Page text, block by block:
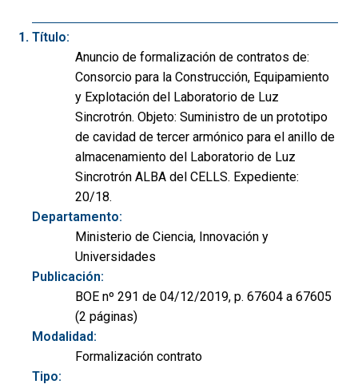
Título:
Anuncio de formalización de contratos de:
Consorcio para la Construcción, Equipamiento
y Explotación del Laboratorio de Luz
Sincrotrón. Objeto: Suministro de un prototipo
de cavidad de tercer armónico para el anillo de
almacenamiento del Laboratorio de Luz
Sincrotrón ALBA del CELLS. Expediente:
20/18.
Departamento:
Ministerio de Ciencia, Innovación y
Universidades
Publicación:
BOE nº 291 de 04/12/2019, p. 67604 a 67605
(2 páginas)
Modalidad:
Formalización contrato
Tipo: